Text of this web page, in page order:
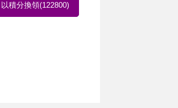
以積分換領(122800)